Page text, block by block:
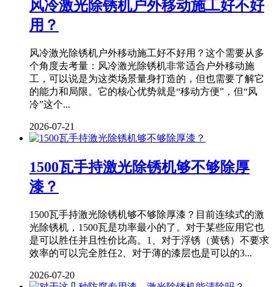
风冷激光除锈机户外移动施工好不好
用？
风冷激光除锈机户外移动施工好不好用？这个需要从多
个角度去考量：风冷激光除锈机非常适合户外移动施
工，可以说是为这类场景量身打造的，但也需要了解它
的能力和局限。它的核心优势就是“移动方便”，但“风
冷”这个...
2026-07-21
1500瓦手持激光除锈机够不够除厚
漆？
1500瓦手持激光除锈机够不够除厚漆？目前连续式的激
光除锈机，1500瓦是功率最小的了。对于某些应用它也
是可以胜任并且性价比高。1、对于浮锈（黄锈）不要求
效率的可以完全胜任2、对于薄的漆层也是可以的3...
2026-07-20